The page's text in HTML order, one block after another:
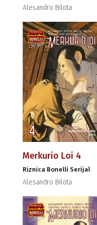
Alesandro Bilota
Merkurio Loi 4
Riznica Bonelli Serijal
Alesandro Bilota